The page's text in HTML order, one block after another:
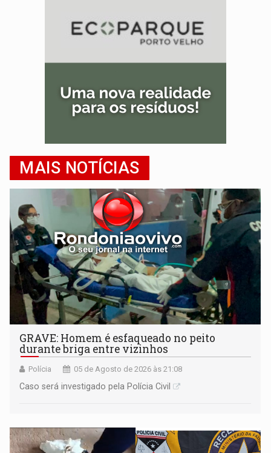
MAIS NOTÍCIAS
GRAVE: Homem é esfaqueado no peito
durante briga entre vizinhos
Polícia 05 de Agosto de 2026 às 21:08
Caso será investigado pela Polícia Civil